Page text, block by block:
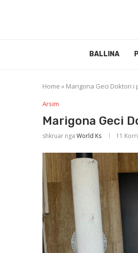
BALLINA
Home » Marigona Geci Doktori i
Arsim
Marigona Geci
shkruar nga World Ks 11